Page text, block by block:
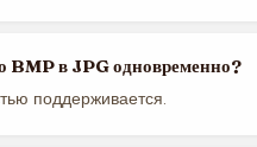
BMP в JPG одновременно?
поддерживается.